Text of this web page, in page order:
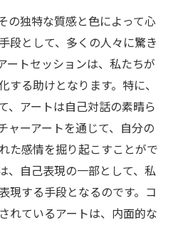
の独特な質感と色によって心
段として、多くの人々に驚き
ートセッションは、私たちが
る助けとなります。特に、
、アートは自己対話の素晴ら
ャーアートを通じて、自分の
た感情を掘り起こすことがで
、自己表現の一部として、私
現する手段となるのです。コ
れているアートは、内面的な